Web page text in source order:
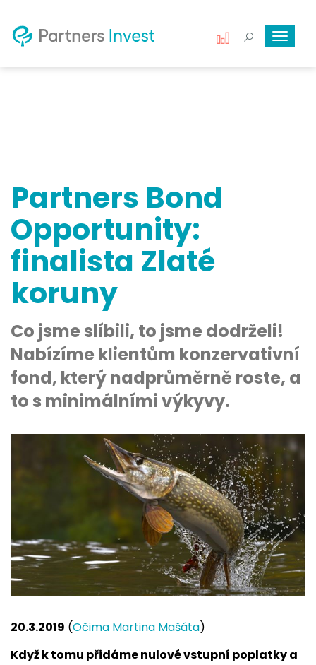
Toggle
Partners Bond
Opportunity:
finalista Zlaté
koruny
Co jsme slíbili, to jsme dodrželi!
Nabízíme klientům konzervativní
fond, který nadprůměrně roste, a
to s minimálními výkyvy.
20.3.2019 (Očima Martina Mašáta)
Když k tomu přidáme nulové vstupní poplatky a